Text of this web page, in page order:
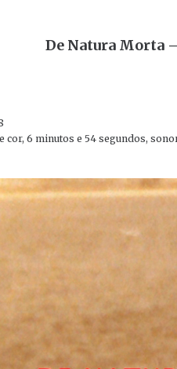
De Natura Morta
cor, 6 minutos e 54 segundos,